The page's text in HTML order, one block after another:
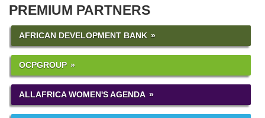
PREMIUM PARTNERS
AFRICAN DEVELOPMENT BANK
OCPGROUP
ALLAFRICA WOMEN'S AGENDA